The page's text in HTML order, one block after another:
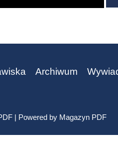
Archiwum
| Powered by Magazyn PDF